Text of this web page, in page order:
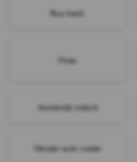
Buy-back
Flote
Asistență rutieră
Vânzări auto rulate